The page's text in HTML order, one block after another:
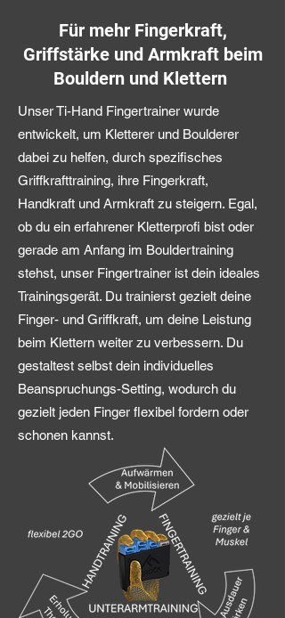
Für mehr Fingerkraft,
Griffstärke und Armkraft beim
Bouldern und Klettern
Unser Ti-Hand Fingertrainer wurde
entwickelt, um Kletterer und Boulderer
dabei zu helfen, durch spezifisches
Griffkrafttraining, ihre Fingerkraft,
Handkraft und Armkraft zu steigern. Egal,
ob du ein erfahrener Kletterprofi bist oder
gerade am Anfang im Bouldertraining
stehst, unser Fingertrainer ist dein ideales
Trainingsgerät. Du trainierst gezielt deine
Finger- und Griffkraft, um deine Leistung
beim Klettern weiter zu verbessern. Du
gestaltest selbst dein individuelles
Beanspruchungs-Setting, wodurch du
gezielt jeden Finger flexibel fordern oder
schonen kannst.